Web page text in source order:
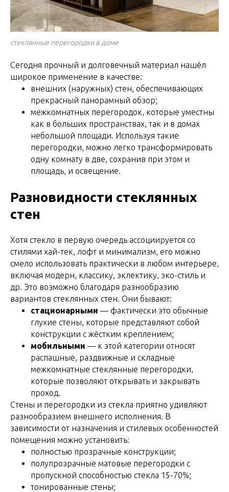
стеклянные перегородки в доме
Сегодня прочный и долговечный материал нашёл
широкое применение в качестве:
внешних (наружных) стен, обеспечивающих
прекрасный панорамный обзор;
межкомнатных перегородок, которые уместны
как в больших пространствах, так и в домах
небольшой площади. Используя такие
перегородки, можно легко трансформировать
одну комнату в две, сохранив при этом и
площадь, и освещение.
Разновидности стеклянных
стен
Хотя стекло в первую очередь ассоциируется со
стилями хай-тек, лофт и минимализм, его можно
смело использовать практически в любом интерьере,
включая модерн, классику, эклектику, эко-стиль и
др. Это возможно благодаря разнообразию
вариантов стеклянных стен. Они бывают:
стационарными — фактически это обычные
глухие стены, которые представляют собой
конструкции с жёстким креплением;
мобильными — к этой категории относят
распашные, раздвижные и складные
межкомнатные стеклянные перегородки,
которые позволяют открывать и закрывать
проход.
Стены и перегородки из стекла приятно удивляют
разнообразием внешнего исполнения. В
зависимости от назначения и стилевых особенностей
помещения можно установить:
полностью прозрачные конструкции;
полупрозрачные матовые перегородки с
пропускной способностью стекла 15-70%;
тонированные стены;